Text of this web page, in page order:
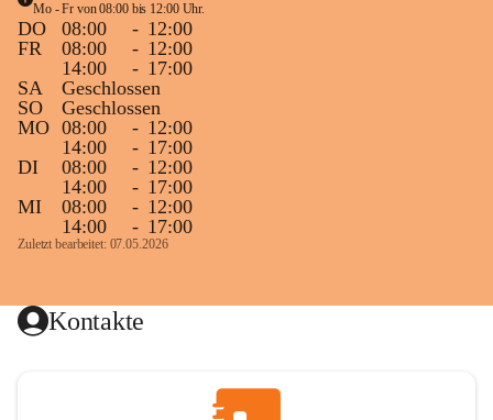
Mo - Fr von 08:00 bis 12:00 Uhr.
DO 08:00 - 12:00
FR
08:00 - 12:00
14:00
- 17:00
SA
Geschlossen
SO
Geschlossen
MO 08:00 - 12:00
14:00
- 17:00
DI
08:00 - 12:00
14:00
- 17:00
MI
08:00 - 12:00
14:00
- 17:00
Zuletzt bearbeitet: 07.05.2026
Kontakte